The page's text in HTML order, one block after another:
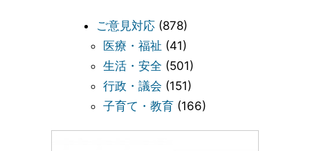
ご意見対応 (878)
医療・福祉 (41)
生活・安全 (501)
行政・議会 (151)
子育て・教育 (166)